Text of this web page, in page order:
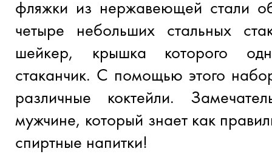
фляжки из нержавеющей стали
четыре небольших стальных
шейкер, крышка которого
стаканчик. С помощью этого
различные коктейли.
мужчине, который знает как
спиртные напитки!